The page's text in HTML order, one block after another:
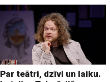
Par teātri, dzīvi un laiku.